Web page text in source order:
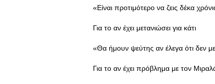
«Είναι προτιμότερο να ζεις δέκα
Για το αν έχει μετανιώσει για κάτι
«Θα ήμουν ψεύτης αν έλεγα ότι δεν
Για το αν έχει πρόβλημα με τον